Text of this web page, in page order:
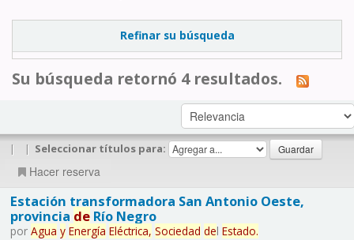
Refinar su búsqueda
Su búsqueda retornó 4 resultados.
| | Seleccionar títulos para:
Hacer reserva
Estación transformadora San Antonio Oeste,
provincia deRío Negro
por Agua y Energía Eléctrica, Sociedad del Estado.